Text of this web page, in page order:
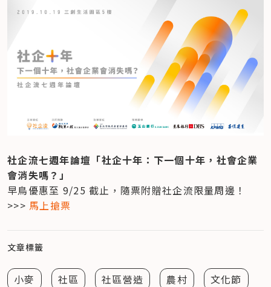
社企流七週年論壇「社企十年：下一個十年，社會企業
會消失嗎？」
早鳥優惠至 9/25 截止，隨票附贈社企流限量周邊！
>>> 馬上搶票
文章標籤
小麥 社區 社區營造 農村 文化節